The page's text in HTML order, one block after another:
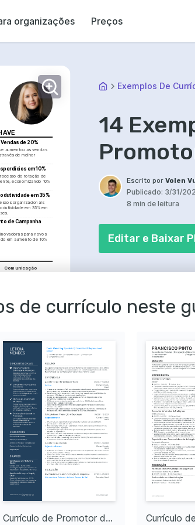
organizações Preços
de 20%
aumentou as vendas
de melhor
em 10%
de rotação de
economizando 10%
em 35%
organizacionais
em 35% em
de Campanha
para novos
em aumento de 10%
Comunicação
de Merchandising
em técnicas
logístico.
do
tendências e
no setor de
como as novas
melhorar a experiência
sobre novas
de negócios ao redor do
Exemplos De
14
Escrito porVolen
Publicado: 3/31/
8 min de leitura
Editar e Baixar
de currículo neste
Currículo de Promotor de Vendas Júnior